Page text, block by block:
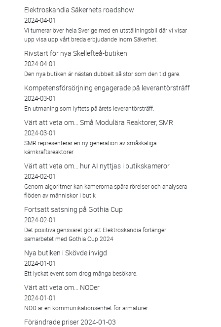
Elektroskandia Säkerhets roadshow
2024-04-01
Vi turnerar över hela Sverige med en utställningsbil där vi visar
upp visa upp vårt breda erbjudande inom Säkerhet.
Rivstart för nya Skellefteå-butiken
2024-04-01
Den nya butiken är nästan dubbelt så stor som den tidigare.
Kompetensförsörjning engagerade på leverantörsträff
2024-03-01
En utmaning som lyftets på årets leverantörsträff.
Värt att veta om... Små Modulära Reaktorer, SMR
2024-03-01
SMR representerar en ny generation av småskaliga
kärnkraftsreaktorer
Värt att veta om… hur AI nyttjas i butikskameror
2024-02-01
Genom algoritmer kan kamerorna spåra rörelser och analysera
flöden av människor i butik
Fortsatt satsning på Gothia Cup
2024-02-01
Det positiva gensvaret gör att Elektroskandia förlänger
samarbetet med Gothia Cup 2024
Nya butiken i Skövde invigd
2024-01-01
Ett lyckat event som drog många besökare.
Värt att veta om... NODer
2024-01-01
NOD är en kommunikationsenhet för armaturer
Förändrade priser 2024-01-03